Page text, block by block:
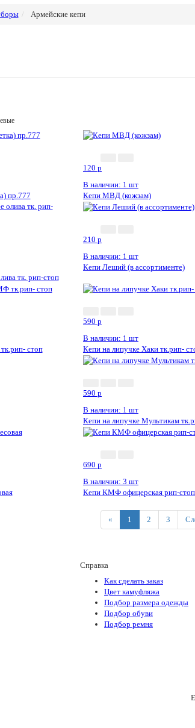
Армейские кепи
пр.777
120 p
В наличии: 1 шт
Кепи МВД (кожзам)
тк. рип-стоп
210 p
В наличии: 1 шт
Кепи Леший (в ассортименте)
стоп
590 p
В наличии: 1 шт
Кепи на липучке Хаки тк.рип-
590 p
В наличии: 1 шт
Кепи на липучке Мультикам
690 p
В наличии: 3 шт
Кепи КМФ офицерская рип-стоп
«Previous
1 2 3
Справка
Как сделать заказ
Цвет камуфляжа
Подбор размера одежды
Подбор обуви
Подбор ремня